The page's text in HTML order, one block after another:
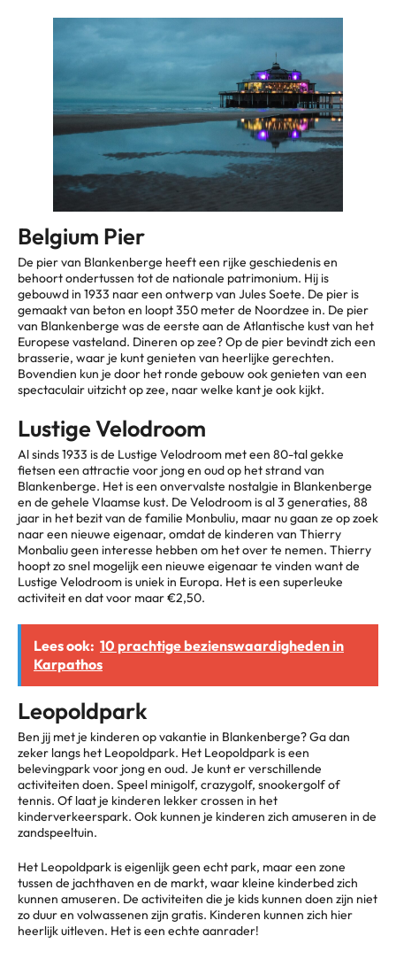
Belgium Pier
De pier van Blankenberge heeft een rijke geschiedenis en
behoort ondertussen tot de nationale patrimonium. Hij is
gebouwd in 1933 naar een ontwerp van Jules Soete. De pier is
gemaakt van beton en loopt 350 meter de Noordzee in. De pier
van Blankenberge was de eerste aan de Atlantische kust van het
Europese vasteland. Dineren op zee? Op de pier bevindt zich een
brasserie, waar je kunt genieten van heerlijke gerechten.
Bovendien kun je door het ronde gebouw ook genieten van een
spectaculair uitzicht op zee, naar welke kant je ook kijkt.
Lustige Velodroom
Al sinds 1933 is de Lustige Velodroom met een 80-tal gekke
fietsen een attractie voor jong en oud op het strand van
Blankenberge. Het is een onvervalste nostalgie in Blankenberge
en de gehele Vlaamse kust. De Velodroom is al 3 generaties, 88
jaar in het bezit van de familie Monbuliu, maar nu gaan ze op zoek
naar een nieuwe eigenaar, omdat de kinderen van Thierry
Monbaliu geen interesse hebben om het over te nemen. Thierry
hoopt zo snel mogelijk een nieuwe eigenaar te vinden want de
Lustige Velodroom is uniek in Europa. Het is een superleuke
activiteit en dat voor maar €2,50.
Lees ook: 10 prachtige bezienswaardigheden in
Karpathos
Leopoldpark
Ben jij met je kinderen op vakantie in Blankenberge? Ga dan
zeker langs het Leopoldpark. Het Leopoldpark is een
belevingpark voor jong en oud. Je kunt er verschillende
activiteiten doen. Speel minigolf, crazygolf, snookergolf of
tennis. Of laat je kinderen lekker crossen in het
kinderverkeerspark. Ook kunnen je kinderen zich amuseren in de
zandspeeltuin.
Het Leopoldpark is eigenlijk geen echt park, maar een zone
tussen de jachthaven en de markt, waar kleine kinderbed zich
kunnen amuseren. De activiteiten die je kids kunnen doen zijn niet
zo duur en volwassenen zijn gratis. Kinderen kunnen zich hier
heerlijk uitleven. Het is een echte aanrader!